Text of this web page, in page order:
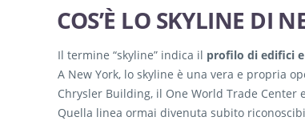
COS’È LO SKYLINE DI
Il termine “skyline” indica il profilo di edifici e
A New York, lo skyline è una vera e propria
Chrysler Building, il One World Trade Center
Quella linea ormai divenuta subito